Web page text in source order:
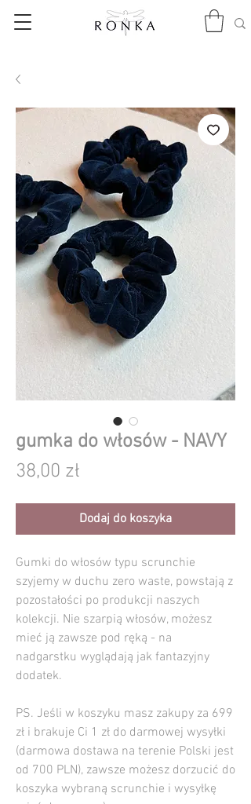
gumka do włosów - NAVY
38,00 zł
Dodaj do koszyka
Gumki do włosów typu scrunchie
szyjemy w duchu zero waste, powstają z
pozostałości po produkcji naszych
kolekcji. Nie szarpią włosów, możesz
mieć ją zawsze pod ręką - na
nadgarstku wyglądają jak fantazyjny
dodatek.
PS. Jeśli w koszyku masz zakupy za 699
zł i brakuje Ci 1 zł do darmowej wysyłki
(darmowa dostawa na terenie Polski jest
od 700 PLN), zawsze możesz dorzucić do
koszyka wybraną scrunchie i wysyłkę